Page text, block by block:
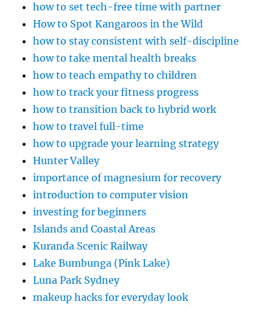
how to set tech-free time with partner
How to Spot Kangaroos in the Wild
how to stay consistent with self-discipline
how to take mental health breaks
how to teach empathy to children
how to track your fitness progress
how to transition back to hybrid work
how to travel full-time
how to upgrade your learning strategy
Hunter Valley
importance of magnesium for recovery
introduction to computer vision
investing for beginners
Islands and Coastal Areas
Kuranda Scenic Railway
Lake Bumbunga (Pink Lake)
Luna Park Sydney
makeup hacks for everyday look